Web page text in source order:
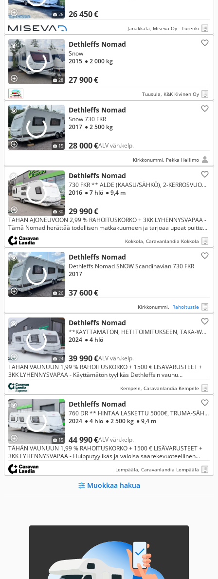
26 26 450 €
Janakkala, Miseva Oy - Turenki
28
Dethleffs Nomad
27 900 €
Snow
2015 ● 2 000 kg
Tuusula, K&K Kivinen Oy
15
Dethleffs Nomad
28 000 €ALV väh.kelp.
Snow 730 FKR
2017 ● 2 500 kg
Kirkkonummi, Pekka Heilimo
30
Dethleffs Nomad
29 990 €
730 FKR ** ALDE (KAASU/SÄHKÖ), 2-KERROSVUODE, AURINKOPANEELI **
2016 ● 7 hlö ● 9,4 m
TÄHÄN AJONEUVOON 2,99 % RAHOITUSKORKO + 3KK LYHENNYSVAPAA -
Tämä Nomad herättää todellisen matkakuumeen ja tarjoaa upeat puitteet
perheen yhteisille hetkille! Koe täydellinen reissufiilis missä tahan
Kokkola, Caravanlandia Kokkola
26
Dethleffs Nomad
37 600 €
Dethleffs Nomad SNOW Scandinavian 730 FKR
2017
Kirkkonummi, Rahoitustie
24
Dethleffs Nomad
39 990 €ALV väh.kelp.
**KÄYTTÄMÄTÖN, HETI TOIMITUKSEEN, TAKA-WC, TRUMA-SÄHKÖPATRUUNA **
2024 ● 4 hlö
TÄHÄN VAUNUUN 1,99 % RAHOITUSKORKO + 1500 € LISÄVARUSTEET +
3KK LYHENNYSVAPAA - Käyttämätön tyylikäs Dethleffsin vaunu
erillisvuoteilla!
Kempele, Caravanlandia Kempele
15
Dethleffs Nomad
44 990 €ALV väh.kelp.
760 DR ** HINTAA LASKETTU 5000€, TRUMA-SÄHKÖPATRUUNA, SAAREKEVUODE, ISO-PÖYTÄRYHMÄ **
2024 ● 4 hlö ● 2 500 kg ● 9,4 m
TÄHÄN VAUNUUN 1,99 % RAHOITUSKORKO + 1500 € LISÄVARUSTEET +
3KK LYHENNYSVAPAA - Huipputyylikäs ja valoisa saarekevuoteellinen
Dethleffs valmiina unohtumattomiin seikkailuihin.
Lempäälä, Caravanlandia Lempäälä
Muokkaa hakua